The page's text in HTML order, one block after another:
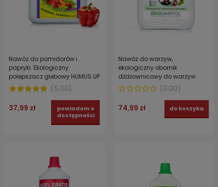
Nawóz do pomidorów i
papryki. Ekologiczny
polepszacz glebowy HUMUS UP
EKODARPOL 2 l
(5.00)
37,99 zł
powiadom o
dostępności
Nawóz do warzyw,
ekologiczny obornik
dżdżownicowy do warzyw
BIOHUMUS EXTRA EKODARPOL 5
L
(0.00)
74,99 zł do koszyka